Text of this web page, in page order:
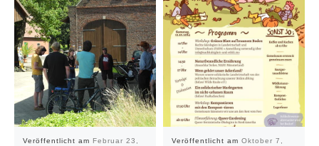
Veröffentlicht am Februar 23,
Veröffentlicht am Oktober 7,